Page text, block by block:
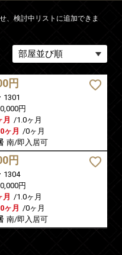
、検討中リストに追加できま
円
1301
円
月 /1.0ヶ月
0ヶ月 /0ヶ月
南/即入居可
円
1304
円
月 /1.0ヶ月
0ヶ月 /0ヶ月
南/即入居可